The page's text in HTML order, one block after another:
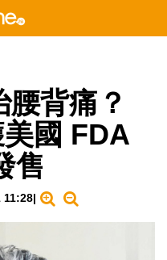
背痛？
國 FDA
售
11:28|